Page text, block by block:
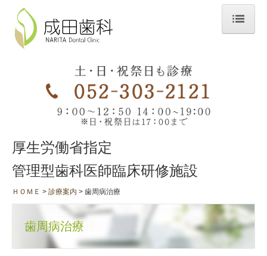
ＨＯＭＥ
当院のこだわり
スタッフ・院内紹介
診療時間＆アクセス
診療案内
一般診療
歯科口腔外科
訪問診療・往診
矯正歯科
厚生労働省指定
管理型歯科医師臨床研修施設
ＨＯＭＥ 診療案内 歯周病治療
歯周病治療